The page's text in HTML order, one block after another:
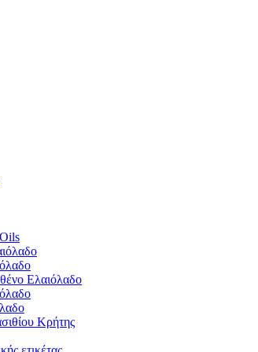
Ελαιόλαδο
Κρήτης